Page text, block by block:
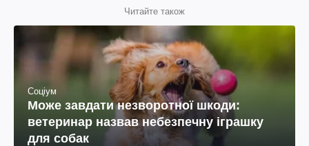
Читайте також
Соціум
Може завдати незворотної шкоди:
ветеринар назвав небезпечну іграшку
для собак